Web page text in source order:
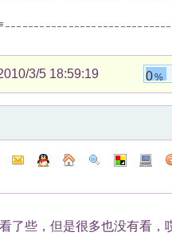
3/5 18:59:19 0%
了些，但是很多也没有看，